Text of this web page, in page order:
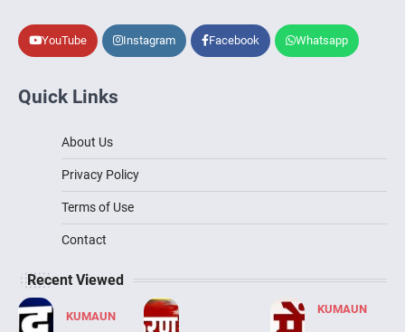
YouTube Instagram Facebook Whatsapp
Quick Links
About Us
Privacy Policy
Terms of Use
Contact
Recent Viewed
KUMAUN
KUMAUN